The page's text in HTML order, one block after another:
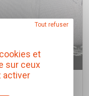
160 X 200 CM
et
sur ceux
activer
Tout refuser